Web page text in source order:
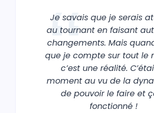
Je savais que je serais
au tournant en faisant
changements. Mais
que je compte sur tout le
c’est une réalité.
moment au vu de la
de pouvoir le faire et
fonctionné !